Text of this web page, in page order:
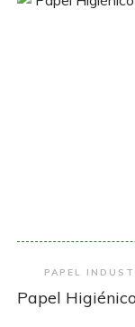
PAPEL
Papel